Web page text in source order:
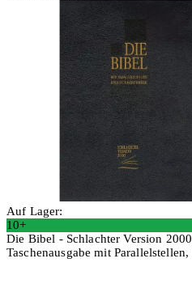
Auf Lager:
10+
Die Bibel - Schlachter Version
Taschenausgabe mit